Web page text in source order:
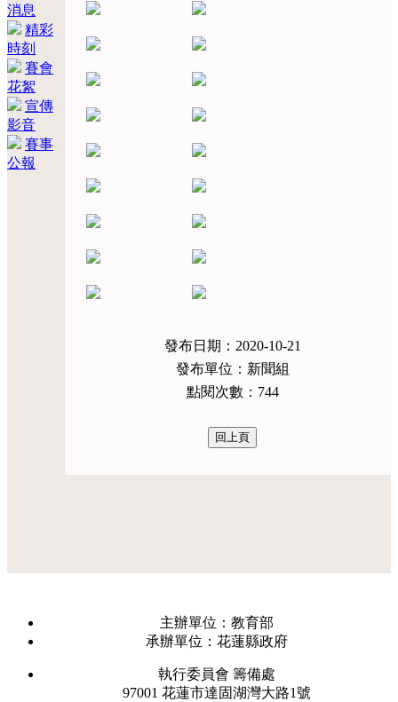
消息
精彩
時刻
賽會
花絮
宣傳
影音
賽事
公報
發布日期：2020-10-21
發布單位：新聞組
點閱次數：744
主辦單位：教育部
承辦單位：花蓮縣政府
執行委員會 籌備處
97001 花蓮市達固湖灣大路1號